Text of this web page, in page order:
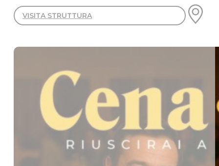
VISITA STRUTTURA